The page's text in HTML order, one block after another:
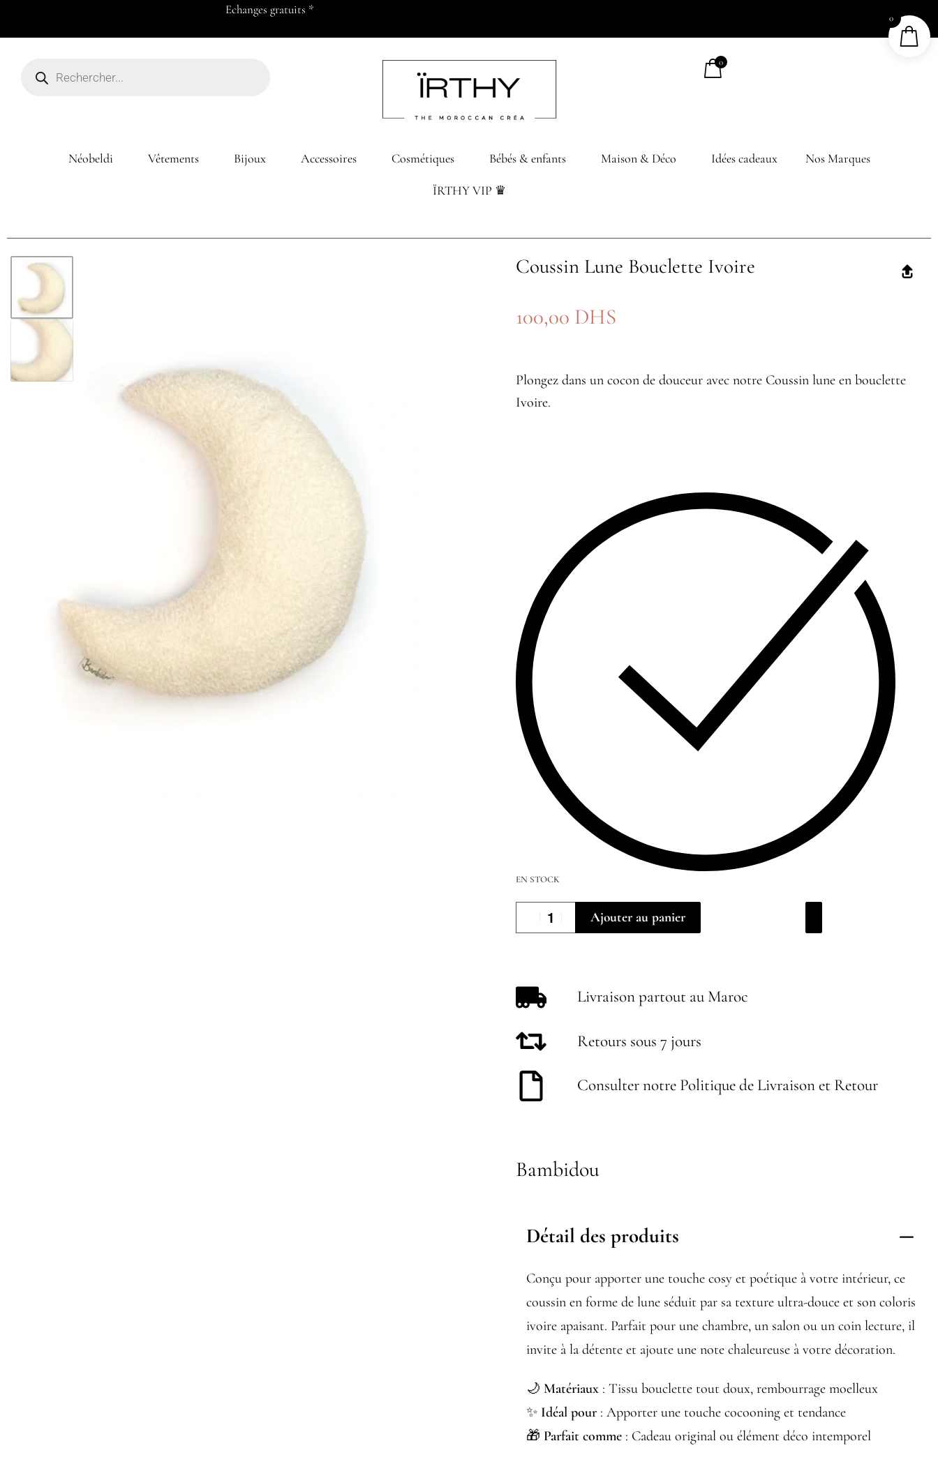
Payez en 2x ou 3x à partir de 500 dhs d’achats
0
Néobeldi Vêtements Bijoux Accessoires Cosmétiques Bébés & enfants Maison & Déco Idées cadeaux Nos Marques
ÏRTHY VIP ♛
Coussin Lune Bouclette Ivoire
100,00 DHS
Plongez dans un cocon de douceur avec notre Coussin lune en bouclette
Ivoire.
EN STOCK
Ajouter au panier
Livraison partout au Maroc
Retours sous 7 jours
Consulter notre Politique de Livraison et Retour
Bambidou
Détail des produits
Conçu pour apporter une touche cosy et poétique à votre intérieur, ce
coussin en forme de lune séduit par sa texture ultra-douce et son coloris
ivoire apaisant. Parfait pour une chambre, un salon ou un coin lecture, il
invite à la détente et ajoute une note chaleureuse à votre décoration.
🌙Matériaux : Tissu bouclette tout doux, rembourrage moelleux
✨ Idéal pour : Apporter une touche cocooning et tendance
🎁 Parfait comme : Cadeau original ou élément déco intemporel
0